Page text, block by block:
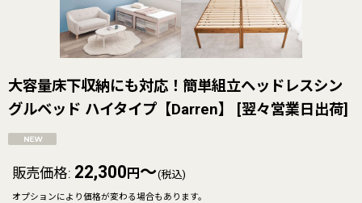
大容量床下収納にも対応！簡単組立ヘッドレスシン
グルベッド ハイタイプ【Darren】
[翌々営業日出荷]
販売価格: 22,300 円 ～(税込)
オプションにより価格が変わる場合もあります。